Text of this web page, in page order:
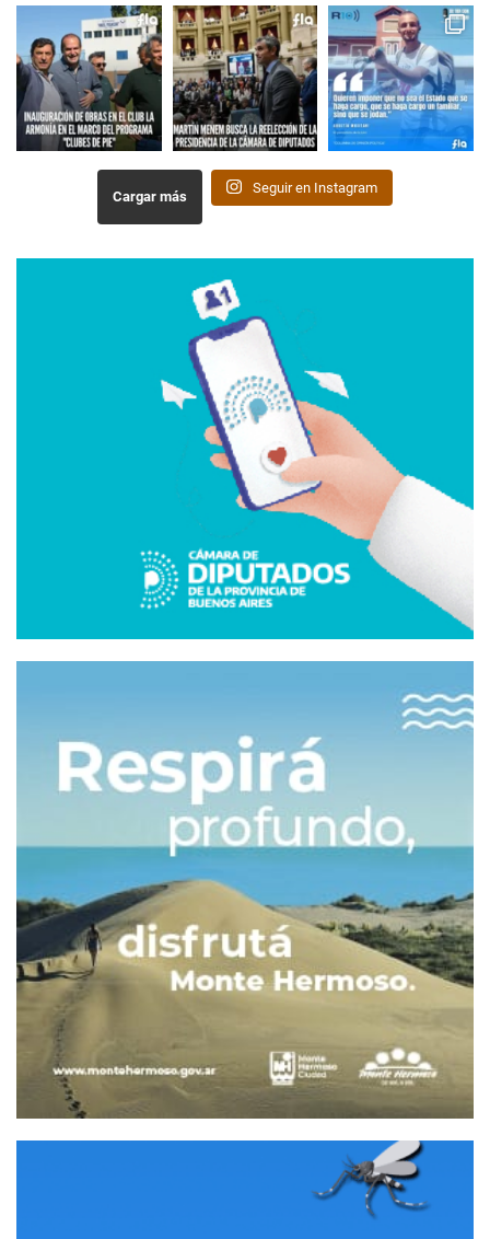
Cargar más
Seguir en Instagram